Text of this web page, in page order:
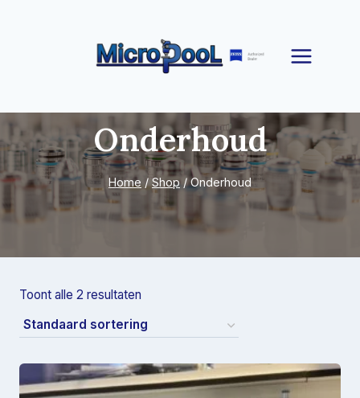
Onderhoud
Home / Shop / Onderhoud
Toont alle 2 resultaten